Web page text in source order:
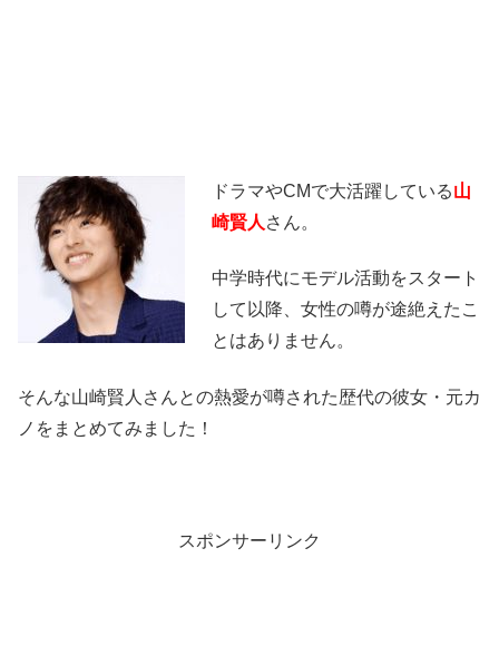
ドラマやCMで大活躍している山
崎賢人 さん。
中学時代にモデル活動をスタート
して以降、女性の噂が途絶えたこ
とはありません。
そんな山崎賢人さんとの熱愛が噂された歴代の彼女・元カ
ノをまとめてみました！
スポンサーリンク